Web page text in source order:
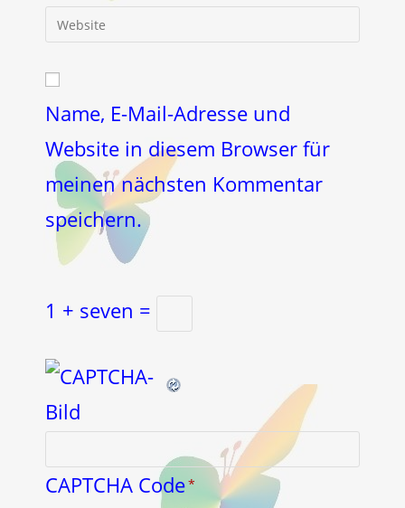
Kommentieren
E-
Mail-
zum
ein
deine
URL
ein
(optional)
Name, E-Mail-Adresse und
Website in diesem Browser für
meinen nächsten Kommentar
speichern.
1 + seven =
CAPTCHA Code*